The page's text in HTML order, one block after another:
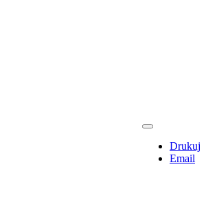
Drukuj
Email